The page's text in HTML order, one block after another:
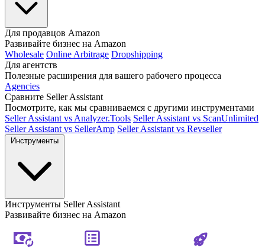
Для продавцов Amazon
Развивайте бизнес на Amazon
Wholesale Online Arbitrage Dropshipping
Для агентств
Полезные расширения для вашего рабочего процесса
Agencies
Сравните Seller Assistant
Посмотрите, как мы сравниваемся с другими инструментами
Seller Assistant vs Analyzer.Tools Seller Assistant vs ScanUnlimited
Seller Assistant vs SellerAmp Seller Assistant vs Revseller
Инструменты Seller Assistant
Развивайте бизнес на Amazon